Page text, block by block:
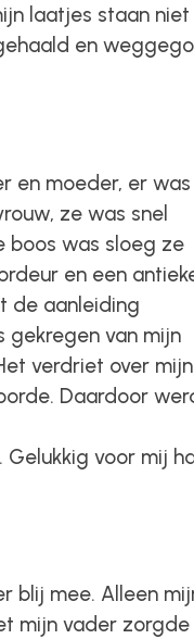
laatjes staan niet
en
en moeder, er was
ze was snel
boos was sloeg ze
en een
de aanleiding
gekregen van mijn
verdriet over mijn
Daardoor
voor mij
blij mee. Alleen
mijn vader zorgde